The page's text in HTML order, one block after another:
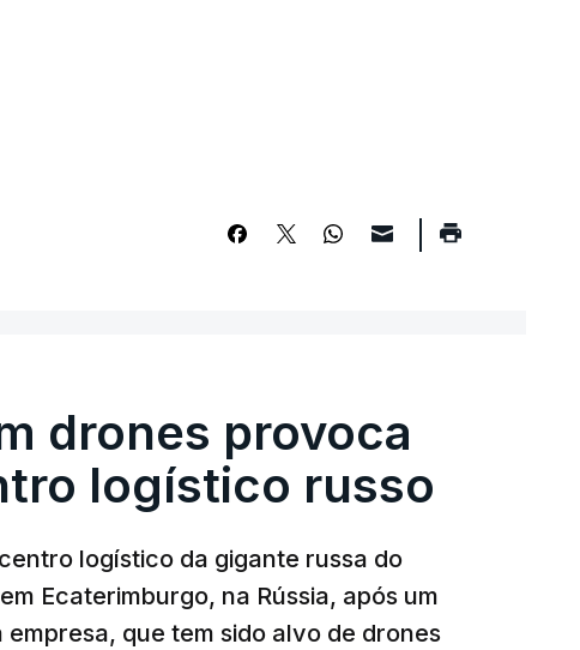
drones provoca
logístico russo
logístico da gigante russa do
Ecaterimburgo, na Rússia, após um
que tem sido alvo de drones